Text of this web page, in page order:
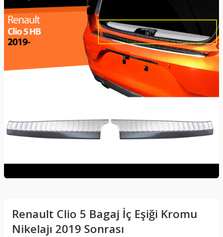
Renault Clio 5 Bagaj İç Eşiği Kromu
Nikelajı 2019 Sonrası